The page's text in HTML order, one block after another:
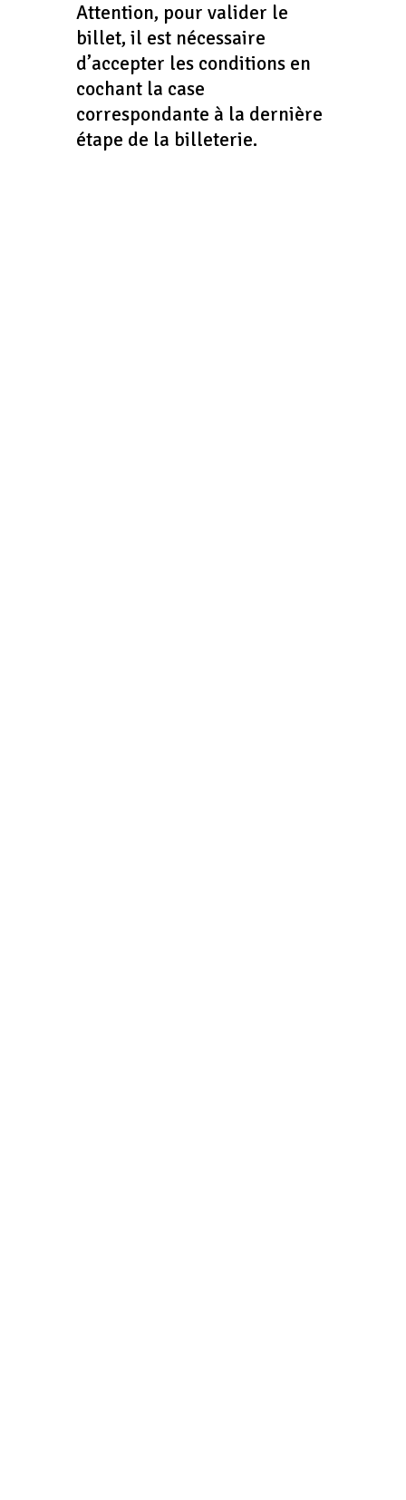
Attention, pour valider le
billet, il est nécessaire
d’accepter les conditions en
cochant la case
correspondante à la dernière
étape de la billeterie.